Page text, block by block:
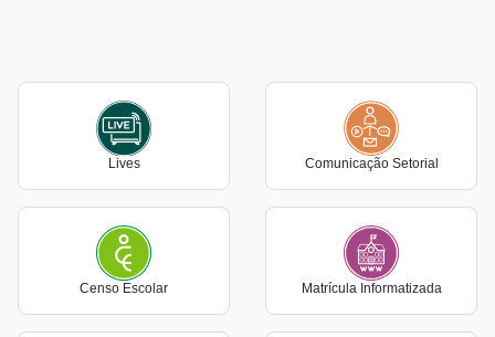
Lives Comunicação Setorial
Censo Escolar Matrícula Informatizada